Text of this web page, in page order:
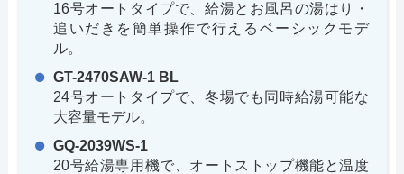
16号オートタイプで、給湯とお風呂の湯はり・
追いだきを簡単操作で行えるベーシックモデ
ル。
GT-2470SAW-1 BL
24号オートタイプで、冬場でも同時給湯可能な
大容量モデル。
GQ-2039WS-1
20号給湯専用機で、オートストップ機能と温度